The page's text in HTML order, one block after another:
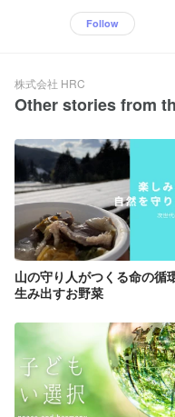
Follow
株式会社 HRC
Other stories from
山の守り人がつくる命の循
生み出すお野菜